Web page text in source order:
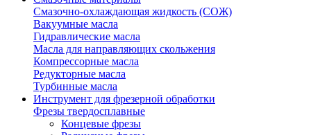
Смазочно-охлаждающая жидкость (СОЖ)
Вакуумные масла
Гидравлические масла
Масла для направляющих скольжения
Компрессорные масла
Редукторные масла
Турбинные масла
Инструмент для фрезерной обработки
Фрезы твердосплавные
Концевые фрезы